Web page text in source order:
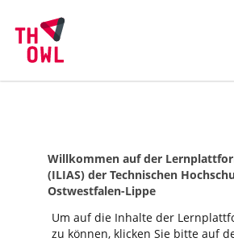
Willkommen auf der
(ILIAS) der Technischen
Ostwestfalen-Lippe
Um auf die Inhalte der
zu können, klicken Sie bitte auf